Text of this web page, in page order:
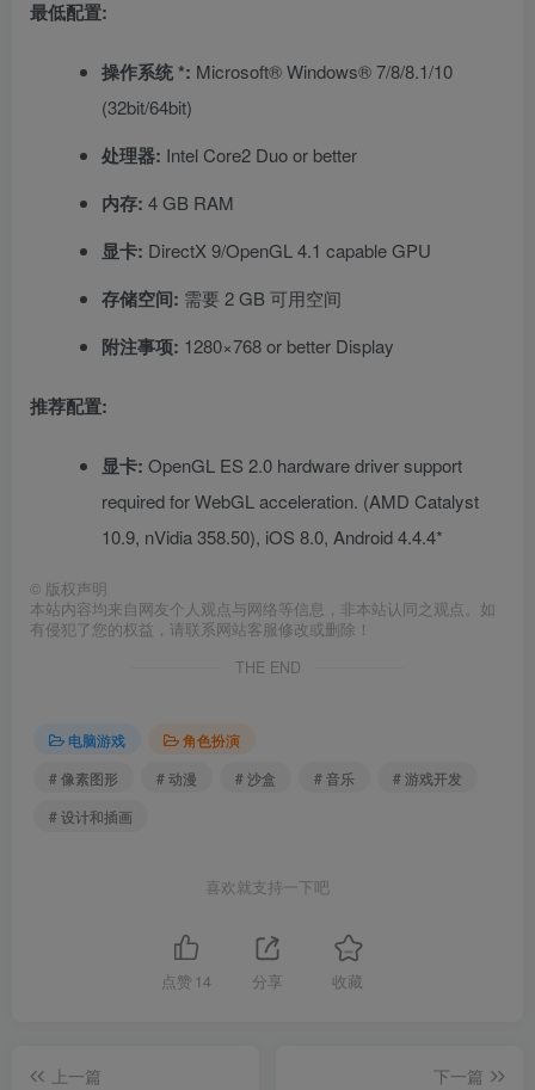
最低配置:
操作系统 *: Microsoft® Windows® 7/8/8.1/10
(32bit/64bit)
处理器: Intel Core2 Duo or better
内存: 4 GB RAM
显卡: DirectX 9/OpenGL 4.1 capable GPU
存储空间: 需要 2 GB 可用空间
附注事项: 1280×768 or better Display
推荐配置:
显卡: OpenGL ES 2.0 hardware driver support
required for WebGL acceleration. (AMD Catalyst
10.9, nVidia 358.50), iOS 8.0, Android 4.4.4*
© 版权声明
本站内容均来自网友个人观点与网络等信息，非本站认同之观点。如
有侵犯了您的权益，请联系网站客服修改或删除！
THE END
电脑游戏
角色扮演
# 像素图形
# 动漫 # 沙盒 # 音乐
# 游戏开发
# 设计和插画
喜欢就支持一下吧
点赞 14 分享 收藏
上一篇
下一篇